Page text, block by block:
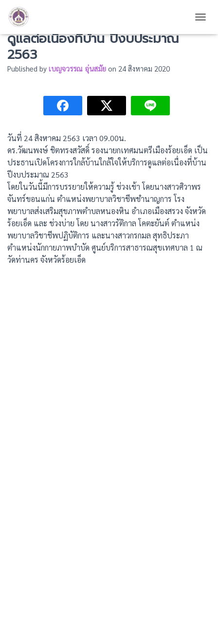
เปิดโครงการใกล้บ้านใกล้ใจให้บริการ
ดูแลต่อเนื่องที่บ้าน ปีงบประมาณ
2563
Published by เบญจวรรณ อุ่นสมัย on 24 สิงหาคม 2020
วันที่ 24 สิงหาคม 2563 เวลา 09.00น.
ดร.วัฒนพงษ์ ชิตทรงสวัสดิ์ รองนายกเทศมนตรีเมืองร้อยเอ็ด เป็น
ประธานเปิดโครงการใกล้บ้านใกล้ใจให้บริการดูแลต่อเนื่องที่บ้าน
ปีงบประมาณ 2563
โดยในวันนี้มีการบรรยายให้ความรู้ ช่วงเช้า โดยนางสาวศิวาพร
จันทร์ขอนแก่น ตำแหน่งพยาบาลวิชาชีพชำนาญการ โรง
พยาบาลส่งเสริมสุขภาพตำบลหนองหิน อำเภอเมืองสรวง จังหวัด
ร้อยเอ็ด และ ช่วงบ่าย โดย นางสาวรัติกาล โคตะยันต์ ตำแหน่ง
พยาบาลวิชาชีพปฏิบัติการ และนางสาวกรกมล สุทธิประภา
ตำแหน่งนักกายภาพบำบัด ศูนย์บริการสาธารณสุขเทศบาล 1 ณ
วัดท่านคร จังหวัดร้อยเอ็ด